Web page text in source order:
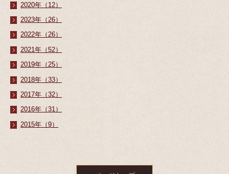
2020年（12）
2023年（26）
2022年（26）
2021年（52）
2019年（25）
2018年（33）
2017年（32）
2016年（31）
2015年（9）